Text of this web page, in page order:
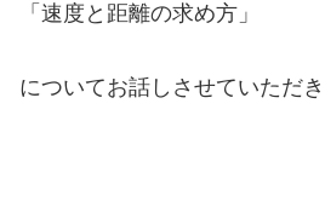
「速度と距離の求め方」
についてお話しさせていただき